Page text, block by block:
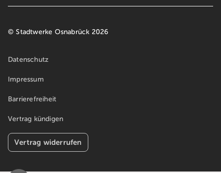
© Stadtwerke Osnabrück 2026
Datenschutz
Impressum
Barrierefreiheit
Vertrag kündigen
Vertrag widerrufen